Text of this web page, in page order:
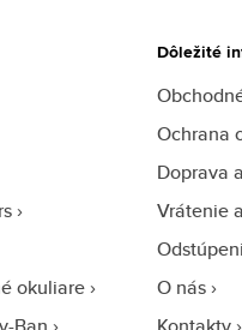
okuliare
Dôležité
Ochrana
Doprava
Vrátenie
O nás